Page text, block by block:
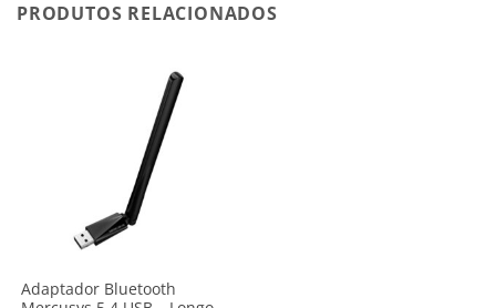
PRODUTOS RELACIONADOS
Adaptador Bluetooth